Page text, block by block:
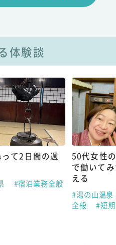
体験談
て2日間の週
#宿泊業務全般
50代女性
で働いて
える
#湯の山温泉
全般
#短